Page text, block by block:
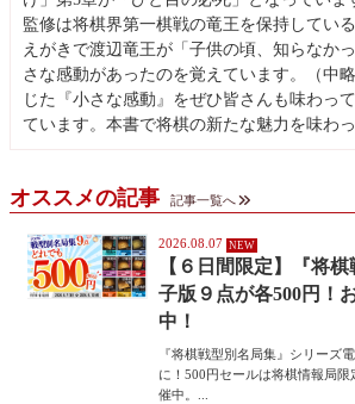
監修は将棋界第一棋戦の竜王を保持してい
えがきで渡辺竜王が「子供の頃、知らなか
さな感動があったのを覚えています。（中
じた『小さな感動』をぜひ皆さんも味わっ
ています。本書で将棋の新たな魅力を味わっ
オススメの記事 記事一覧へ
2026.08.07
【６日間限定】『将
子版９点が各500円！
中！
『将棋戦型別名局集』シリーズ
に！500円セールは将棋情報局
催中。...